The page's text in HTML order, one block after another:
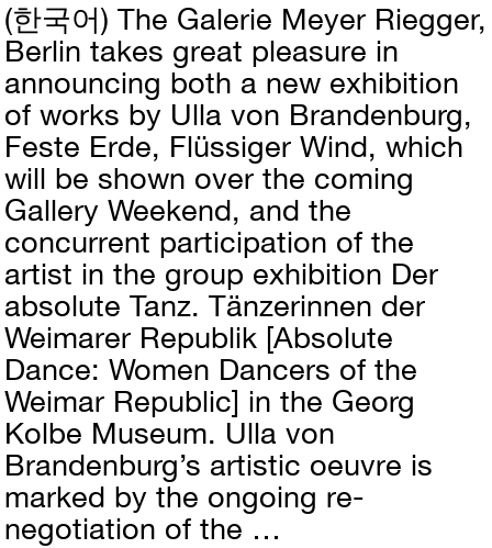
(한국어) The Galerie Meyer Riegger,
Berlin takes great pleasure in
announcing both a new exhibition
of works by Ulla von Brandenburg,
Feste Erde, Flüssiger Wind, which
will be shown over the coming
Gallery Weekend, and the
concurrent participation of the
artist in the group exhibition Der
absolute Tanz. Tänzerinnen der
Weimarer Republik [Absolute
Dance: Women Dancers of the
Weimar Republic] in the Georg
Kolbe Museum. Ulla von
Brandenburg’s artistic oeuvre is
marked by the ongoing re-
negotiation of the …